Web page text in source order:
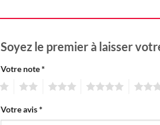
Soyez le premier à laisser
Votre note*
Votre avis*